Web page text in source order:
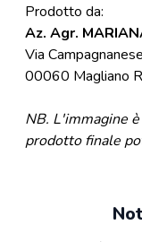
Prodotto da:
Az. Agr.
Via
00060 Magliano
NB. L'immagine
prodotto finale